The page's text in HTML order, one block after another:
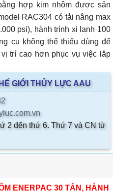
hợp kim nhôm được sản
RAC304 có tải nâng max
psi), hành trình xi lanh 100
cụ không thể thiếu dùng để
trí cao hơn phục vụ việc lắp
GIỚI THỦY LỰC AAU
2 đến thứ 6. Thứ 7 và CN từ
ENERPAC 30 TẤN, HÀNH